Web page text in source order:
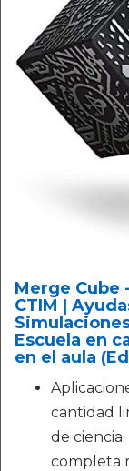
Merge Cube
CTIM |
Escuela en
en el aula
cantidad
de
completa